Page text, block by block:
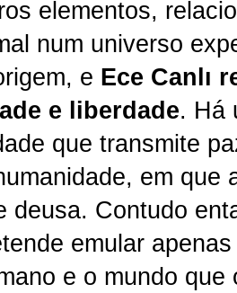
elementos,
num universo
e Ece Canlı
e liberdade. Há
que transmite
em que
deusa. Contudo
emular
e o mundo que